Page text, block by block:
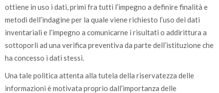
ottiene in uso i dati, primi fra tutti l’impegno a definire finalità e
metodi dell’indagine per la quale viene richiesto l’uso dei dati
inventariali e l’impegno a comunicarne i risultati o addirittura a
sottoporli ad una verifica preventiva da parte dell’istituzione che
ha concesso i dati stessi.
Una tale politica attenta alla tutela della riservatezza delle
informazioni è motivata proprio dall’importanza delle